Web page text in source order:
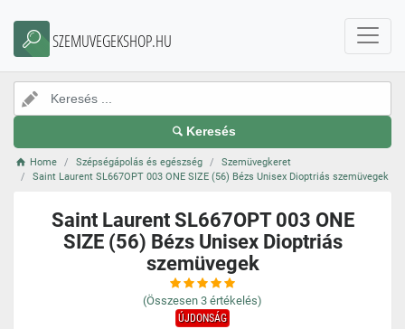
SZEMUVEGEKSHOP.HU
Keresés
Home Szépségápolás és egészség
Szemüvegkeret
Saint Laurent SL667OPT 003 ONE SIZE (56) Bézs Unisex Dioptriás szemüvegek
Saint Laurent SL667OPT 003 ONE
SIZE (56) Bézs Unisex Dioptriás
szemüvegek
(Összesen 3 értékelés)
ÚJDONSÁG